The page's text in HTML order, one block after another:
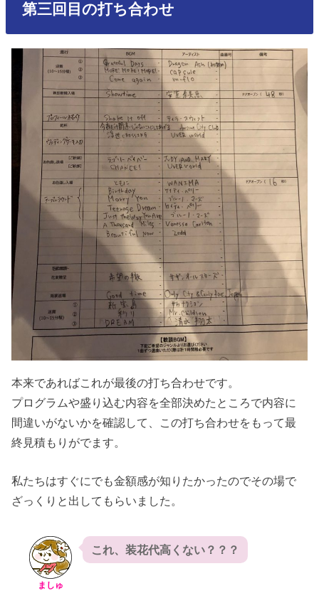
第三回目の打ち合わせ
本来であればこれが最後の打ち合わせです。
プログラムや盛り込む内容を全部決めたところで内容に
間違いがないかを確認して、この打ち合わせをもって最
終見積もりがでます。
私たちはすぐにでも金額感が知りたかったのでその場で
ざっくりと出してもらいました。
ましゅ
これ、装花代高くない？？？